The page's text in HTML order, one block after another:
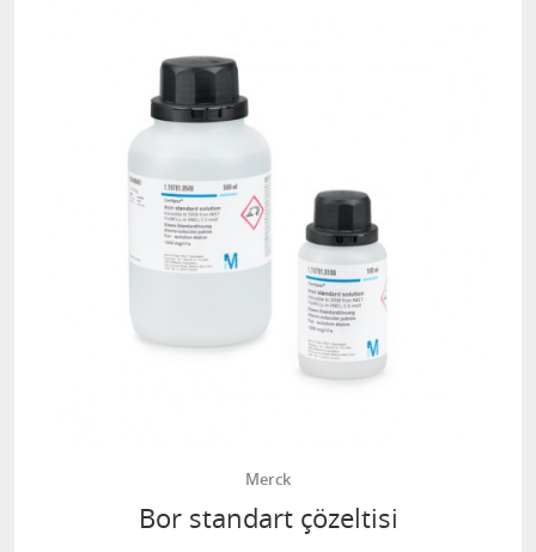
Merck
Bor standart çözeltisi